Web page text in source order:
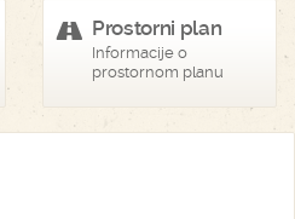
Prostorni plan
Informacije o
prostornom planu